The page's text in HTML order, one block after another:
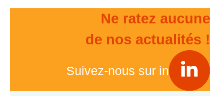
Ne ratez aucune
de nos actualités !
Suivez-nous sur in